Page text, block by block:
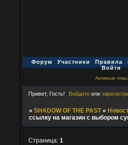
Форум Участники Правила
Войти
Активные темы
Привет, Гость! Войдите или
» SHADOW OF THE PAST »
ссылку на магазин с выбором
Страница: 1